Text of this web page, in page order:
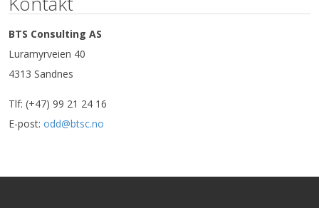
BTS Consulting AS
Luramyrveien 40
4313 Sandnes
Tlf: (+47) 99 21 24 16
E-post: odd@btsc.no